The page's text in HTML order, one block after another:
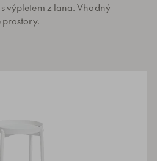
výpletem z lana. Vhodný